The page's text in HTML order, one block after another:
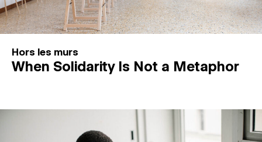
Hors les murs
When Solidarity Is Not a Metaphor